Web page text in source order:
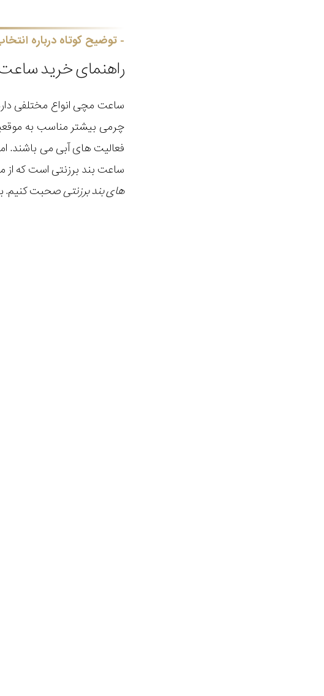
توضیح کوتاه درباره
راهنمای خرید ساعت
ساعت مچی انواع مختلفی
چرمی بیشتر مناسب به
فعالیت های آبی می باشند.
ساعت بند برزنتی است که از
های بند برزنتیصحبت کنیم. با